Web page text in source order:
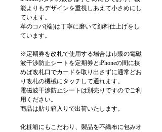
能よりもデザインを重視しあえて小さめにし
ています。
革のコバ(端)は丁寧に磨いて顔料仕上げをし
ています。
※定期券を改札で使用する場合は市販の電磁
波干渉防止シートを定期券とiPhoneの間に挟
めば改札口でカードを取り出さずに通常どお
り改札の機械にタッチして通れます。
電磁波干渉防止シートは別売りですのでご利
用ください。
商品は貼り箱入りで出荷いたします。
化粧箱にもこだわり、製品を不織布に包みオ